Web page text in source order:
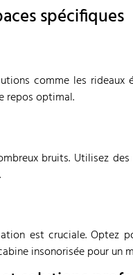
spécifiques
comme les
repos optimal.
bruits. Utilisez
est cruciale. Optez
insonorisée pour un